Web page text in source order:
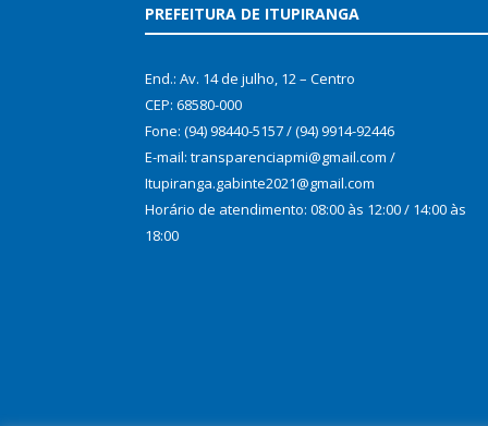
PREFEITURA DE ITUPIRANGA
End.: Av. 14 de julho, 12 – Centro
CEP: 68580-000
Fone: (94) 98440-5157 / (94) 9914-92446
E-mail: transparenciapmi@gmail.com /
Itupiranga.gabinte2021@gmail.com
Horário de atendimento: 08:00 às 12:00 / 14:00 às
18:00